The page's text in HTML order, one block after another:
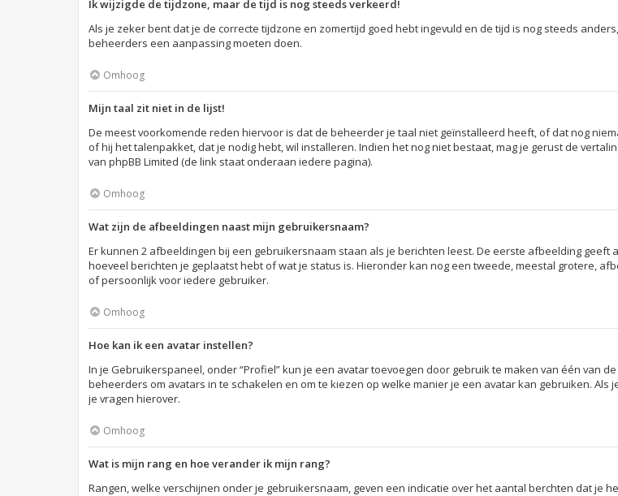
Ik wijzigde de tijdzone, maar de tijd is nog steeds verkeerd!
Als je zeker bent dat je de correcte tijdzone en zomertijd goed hebt ingevuld en de tijd is nog steeds
beheerders een aanpassing moeten doen.
Omhoog
Mijn taal zit niet in de lijst!
De meest voorkomende reden hiervoor is dat de beheerder je taal niet geïnstalleerd heeft, of dat nog
of hij het talenpakket, dat je nodig hebt, wil installeren. Indien het nog niet bestaat, mag je gerust de
van phpBB Limited (de link staat onderaan iedere pagina).
Omhoog
Wat zijn de afbeeldingen naast mijn gebruikersnaam?
Er kunnen 2 afbeeldingen bij een gebruikersnaam staan als je berichten leest. De eerste afbeelding
hoeveel berichten je geplaatst hebt of wat je status is. Hieronder kan nog een tweede, meestal grotere,
of persoonlijk voor iedere gebruiker.
Omhoog
Hoe kan ik een avatar instellen?
In je Gebruikerspaneel, onder “Profiel” kun je een avatar toevoegen door gebruik te maken van één van
beheerders om avatars in te schakelen en om te kiezen op welke manier je een avatar kan gebruiken.
je vragen hierover.
Omhoog
Wat is mijn rang en hoe verander ik mijn rang?
Rangen, welke verschijnen onder je gebruikersnaam, geven een indicatie over het aantal berchten dat je